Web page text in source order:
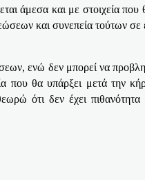
άμεσα και με στοιχεία
και συνεπεία τούτων σε
ενώ δεν μπορεί να
που θα υπάρξει μετά την
ότι δεν έχει